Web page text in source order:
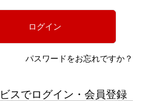
ログイン
パスワードをお忘れですか？
スでログイン・会員登録